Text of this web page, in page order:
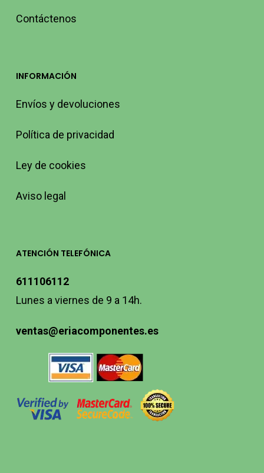
Contáctenos
INFORMACIÓN
Envíos y devoluciones
Política de privacidad
Ley de cookies
Aviso legal
ATENCIÓN TELEFÓNICA
611106112
Lunes a viernes de 9 a 14h.
ventas@eriacomponentes.es